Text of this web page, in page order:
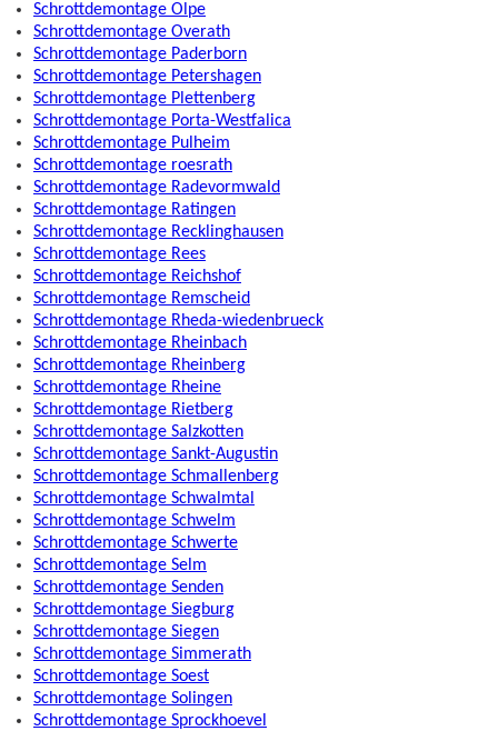
Schrottdemontage Olpe
Schrottdemontage Overath
Schrottdemontage Paderborn
Schrottdemontage Petershagen
Schrottdemontage Plettenberg
Schrottdemontage Porta-Westfalica
Schrottdemontage Pulheim
Schrottdemontage roesrath
Schrottdemontage Radevormwald
Schrottdemontage Ratingen
Schrottdemontage Recklinghausen
Schrottdemontage Rees
Schrottdemontage Reichshof
Schrottdemontage Remscheid
Schrottdemontage Rheda-wiedenbrueck
Schrottdemontage Rheinbach
Schrottdemontage Rheinberg
Schrottdemontage Rheine
Schrottdemontage Rietberg
Schrottdemontage Salzkotten
Schrottdemontage Sankt-Augustin
Schrottdemontage Schmallenberg
Schrottdemontage Schwalmtal
Schrottdemontage Schwelm
Schrottdemontage Schwerte
Schrottdemontage Selm
Schrottdemontage Senden
Schrottdemontage Siegburg
Schrottdemontage Siegen
Schrottdemontage Simmerath
Schrottdemontage Soest
Schrottdemontage Solingen
Schrottdemontage Sprockhoevel